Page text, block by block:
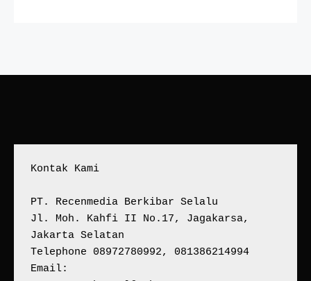
Kontak Kami
PT. Recenmedia Berkibar Selalu
Jl. Moh. Kahfi II No.17, Jagakarsa,
Jakarta Selatan
Telephone 08972780992, 081386214994
Email: